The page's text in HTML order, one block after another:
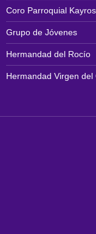
Coro Parroquial Kayros
Grupo de Jóvenes
Hermandad del Rocío
Hermandad Virgen del